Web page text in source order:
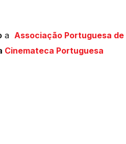
a Associação Portuguesa de
Cinemateca Portuguesa